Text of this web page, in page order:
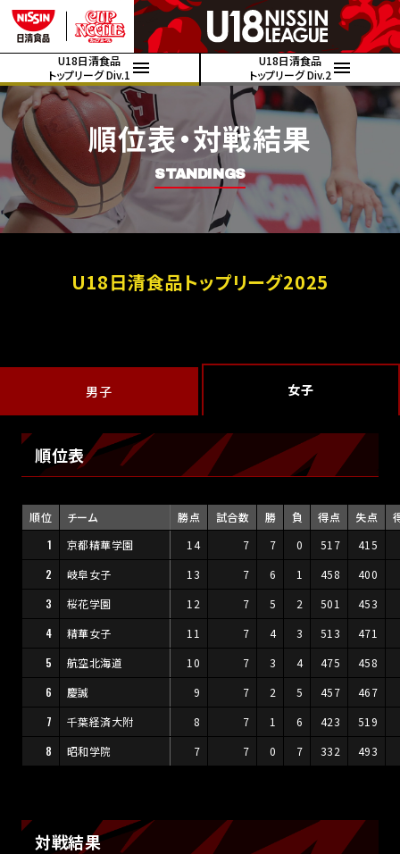
U18日清食品
トップリーグ Div.1
U18日清食品
トップリーグ Div.2
順位表・対戦結果
STANDINGS
U18日清食品トップリーグ2025
男子 女子
順位表
順位 チーム 勝点 試合数 勝 負 得点 失点
1
京都精華学園 14 7 7 0 517
415
2
岐阜女子 13 7 6 1 458
400
3
桜花学園 12 7 5 2 501
453
4
精華女子 11 7 4 3 513
471
5
航空北海道 10 7 3 4 475
458
6
慶誠 9 7 2 5 457
467
7
千葉経済大附 8 7 1 6 423
519
8
昭和学院 7 7 0 7 332 493
対戦結果